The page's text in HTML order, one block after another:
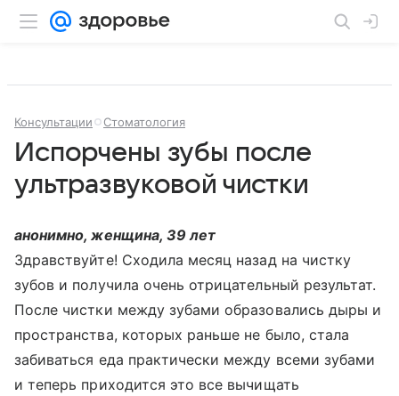
Консультации Стоматология
Испорчены зубы после
ультразвуковой чистки
анонимно, женщина, 39 лет
Здравствуйте! Сходила месяц назад на чистку
зубов и получила очень отрицательный результат.
После чистки между зубами образовались дыры и
пространства, которых раньше не было, стала
забиваться еда практически между всеми зубами
и теперь приходится это все вычищать